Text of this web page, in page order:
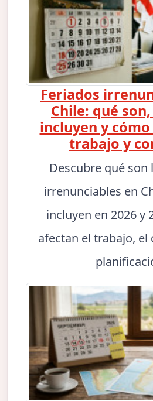
Feriados
Chile: qué
incluyen y
trabajo y
Descubre qué son
irrenunciables en
incluyen en 2026 y
afectan el trabajo, el